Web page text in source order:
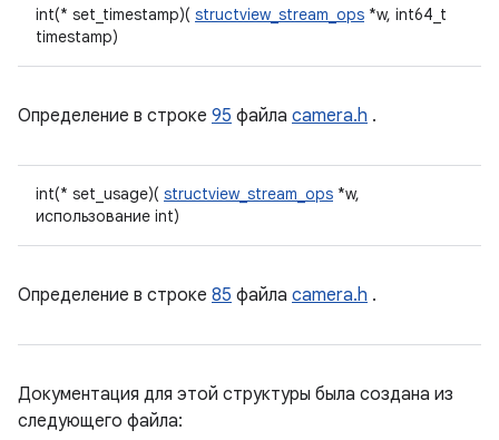
int(* set_timestamp)( structview_stream_ops *w, int64_t
timestamp)
Определение в строке 95 файла camera.h .
int(* set_usage)( structview_stream_ops *w,
использование int)
Определение в строке 85 файла camera.h .
Документация для этой структуры была создана из
следующего файла: